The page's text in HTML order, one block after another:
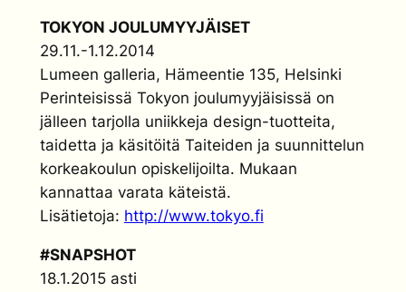
TOKYON JOULUMYYJÄISET
29.11.-1.12.2014
Lumeen galleria, Hämeentie 135, Helsinki
Perinteisissä Tokyon joulumyyjäisissä on
jälleen tarjolla uniikkeja design-tuotteita,
taidetta ja käsitöitä Taiteiden ja suunnittelun
korkeakoulun opiskelijoilta. Mukaan
kannattaa varata käteistä.
Lisätietoja: http://www.tokyo.fi
#SNAPSHOT
18.1.2015 asti